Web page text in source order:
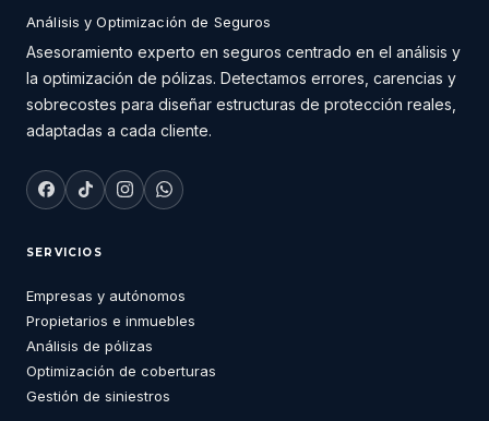
Análisis y Optimización de Seguros
Asesoramiento experto en seguros centrado en el análisis y
la optimización de pólizas. Detectamos errores, carencias y
sobrecostes para diseñar estructuras de protección reales,
adaptadas a cada cliente.
SERVICIOS
Empresas y autónomos
Propietarios e inmuebles
Análisis de pólizas
Optimización de coberturas
Gestión de siniestros